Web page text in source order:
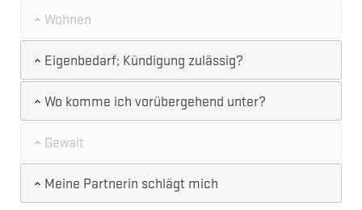
Wohnen
Eigenbedarf; Kündigung zulässig?
Wo komme ich vorübergehend unter?
Gewalt
Meine Partnerin schlägt mich